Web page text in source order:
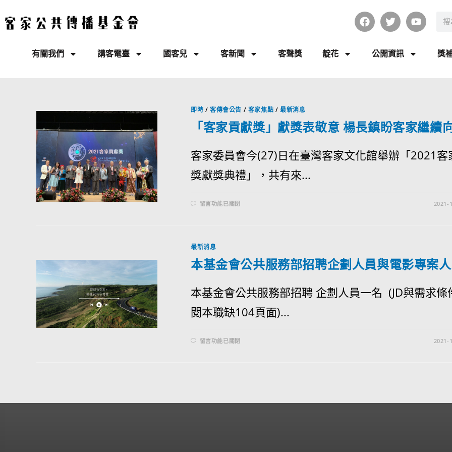
有關我們 講客電臺 國客兒 客新聞 客聲獎 靛花 公開資訊 獎
即時 /客傳會公告 / 客家焦點 /最新消息
「客家貢獻獎」獻獎表敬意 楊長鎮盼客家繼續
客家委員會今(27)日在臺灣客家文化館舉辦「2021客
獎獻獎典禮」，共有來...
留言功能已關閉 2021-
最新消息
本基金會公共服務部招聘企劃人員與電影專案
本基金會公共服務部招聘 企劃人員一名 (JD與需求條
閱本職缺104頁面)...
留言功能已關閉 2021-